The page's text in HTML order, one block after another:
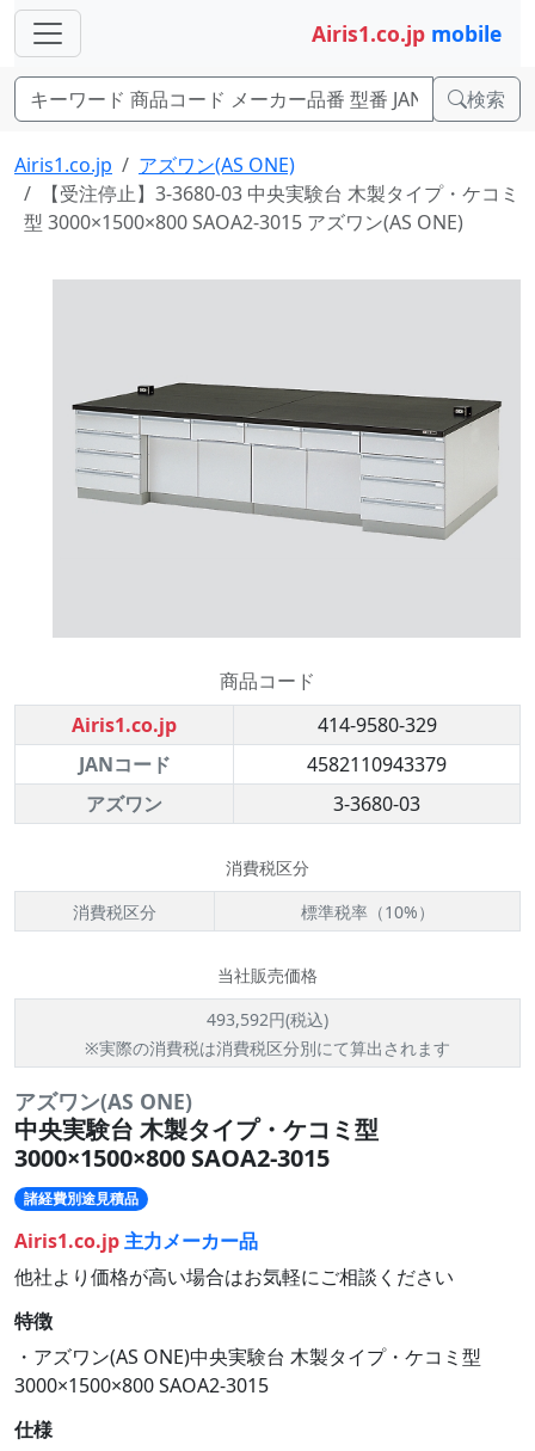
Airis1.co.jp mobile
検索
Airis1.co.jp
アズワン(AS ONE)
【受注停止】3-3680-03 中央実験台 木製タイプ・ケコミ
型 3000×1500×800 SAOA2-3015 アズワン(AS ONE)
商品コード
Airis1.co.jp
414-9580-329
JANコード
4582110943379
アズワン
3-3680-03
消費税区分
消費税区分
標準税率（10%）
当社販売価格
493,592円(税込)
※実際の消費税は消費税区分別にて算出されます
アズワン(AS ONE)
中央実験台 木製タイプ・ケコミ型
3000×1500×800 SAOA2-3015
諸経費別途見積品
Airis1.co.jp主力メーカー品
他社より価格が高い場合はお気軽にご相談ください
特徴
・アズワン(AS ONE)中央実験台 木製タイプ・ケコミ型
3000×1500×800 SAOA2-3015
仕様